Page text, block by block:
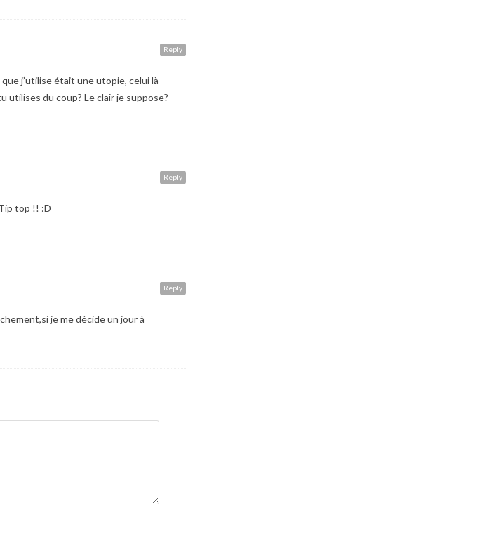
Reply
j’utilise était une utopie, celui là
du coup? Le clair je suppose?
Reply
top !! :D
Reply
je me décide un jour à